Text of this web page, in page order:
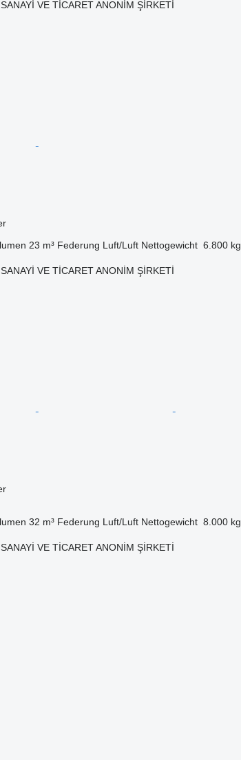
VE TİCARET ANONİM ŞİRKETİ
23 m³ Federung Luft/Luft Nettogewicht 6.800 kg
VE TİCARET ANONİM ŞİRKETİ
32 m³ Federung Luft/Luft Nettogewicht 8.000 kg
VE TİCARET ANONİM ŞİRKETİ